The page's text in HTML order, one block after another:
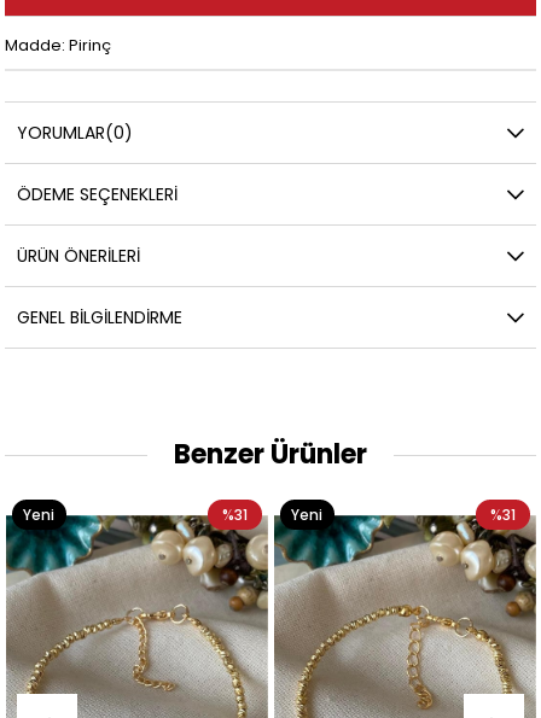
Madde: Pirinç
YORUMLAR(0)
ÖDEME SEÇENEKLERI
ÜRÜN ÖNERILERI
GENEL BILGILENDIRME
Benzer Ürünler
%31
Yeni
Ürün
%31
Yeni
Ürün